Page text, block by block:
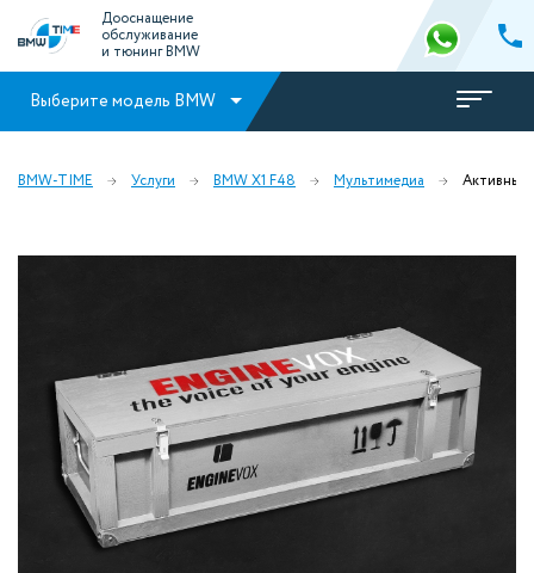
Дооснащение
обслуживание
и тюнинг BMW
Выберите модель BMW
BMW-TIME Услуги BMW X1 F48 Мультимедиа Активный